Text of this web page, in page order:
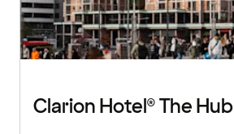
Clarion Hotel® The Hub